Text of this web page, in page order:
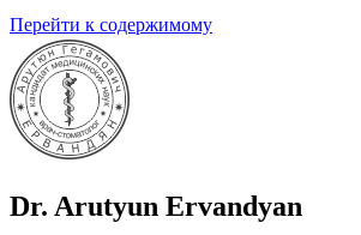
Перейти к содержимому
Dr. Arutyun Ervandyan